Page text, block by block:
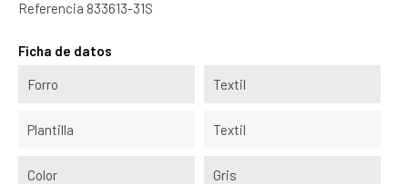
Referencia 833613-31S
Ficha de datos
Forro Textil
Plantilla Textil
Color Gris